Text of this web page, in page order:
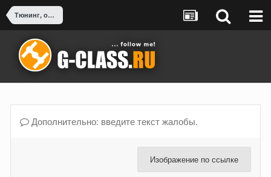
Тюнинг, оснащение, доработка G-Class
Дополнительно: введите текст жалобы.
Изображение по ссылке